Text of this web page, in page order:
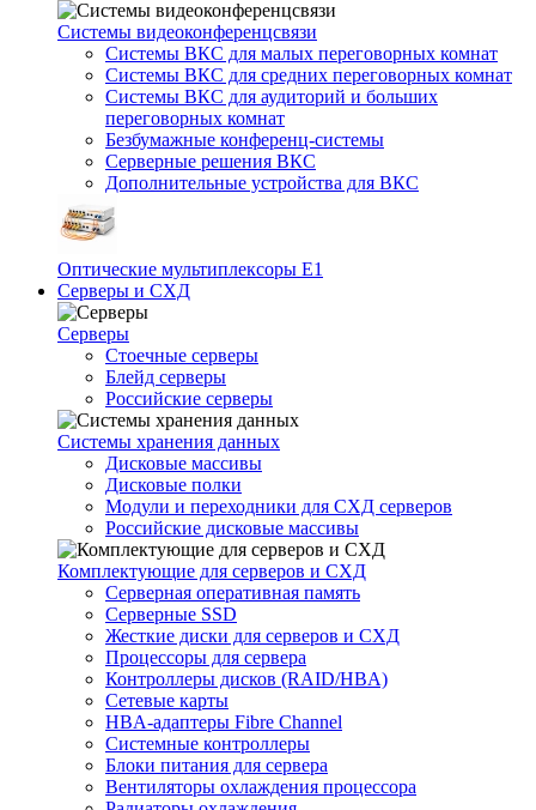
Системы видеоконференцсвязи
Системы ВКС для малых переговорных комнат
Системы ВКС для средних переговорных комнат
Системы ВКС для аудиторий и больших
переговорных комнат
Безбумажные конференц-системы
Серверные решения ВКС
Дополнительные устройства для ВКС
Оптические мультиплексоры Е1
Серверы и СХД
Серверы
Стоечные серверы
Блейд серверы
Российские серверы
Системы хранения данных
Дисковые массивы
Дисковые полки
Модули и переходники для СХД серверов
Российские дисковые массивы
Комплектующие для серверов и СХД
Серверная оперативная память
Серверные SSD
Жесткие диски для серверов и СХД
Процессоры для сервера
Контроллеры дисков (RAID/HBA)
Сетевые карты
HBA-адаптеры Fibre Channel
Системные контроллеры
Блоки питания для сервера
Вентиляторы охлаждения процессора